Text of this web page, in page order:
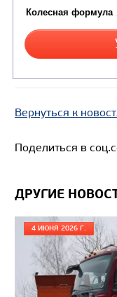
Вместимость
Направление
Колесная
Вернуться к
Поделиться в
ДРУГИЕ
4 ИЮНЯ 2026 Г.